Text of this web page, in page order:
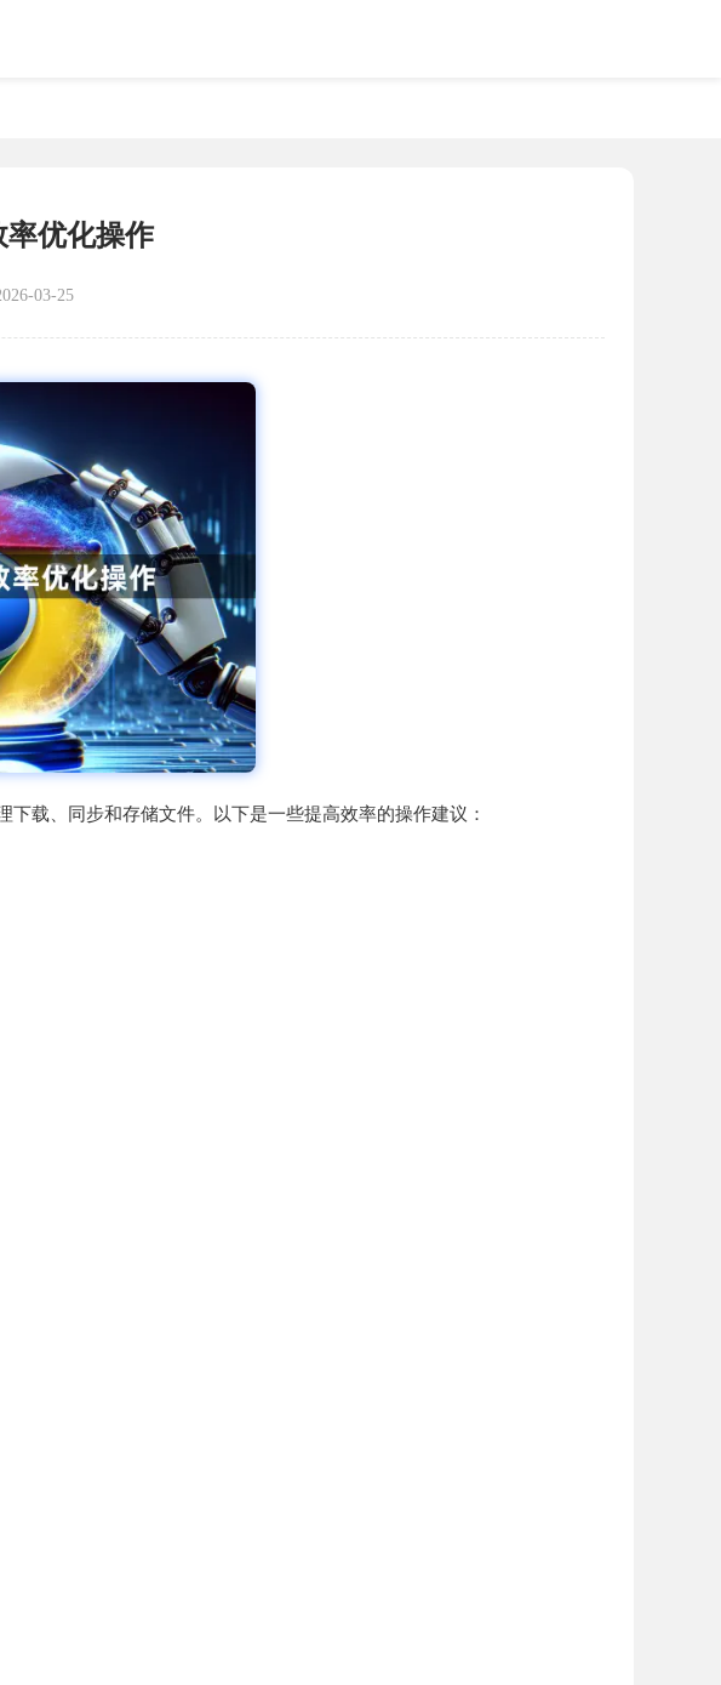
优化操作
03-25
载、同步和存储文件。以下是一些提高效率的操作建议：